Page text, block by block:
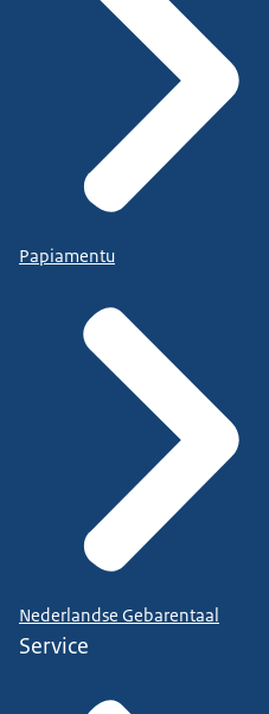
Papiamentu
Nederlandse Gebarentaal
Service